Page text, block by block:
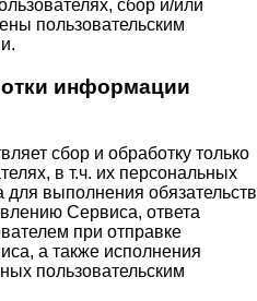
сбор и/или
пользовательским
информации
сбор и обработку только
в т.ч. их персональных
выполнения обязательств
Сервиса, ответа
при отправке
а также исполнения
пользовательским